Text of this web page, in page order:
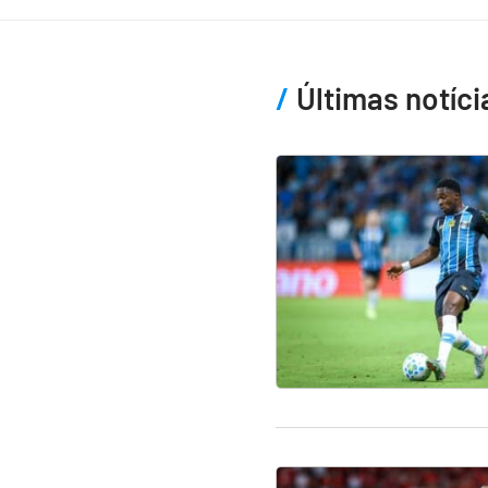
Últimas